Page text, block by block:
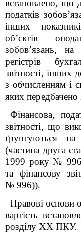
встановлено, що
податків
інших
об’єктів
зобов’язань, на
регістрів
звітності, інших
з обчисленням і
яких передбачено
Фінансова,
звітності, що
ґрунтуються на
(частина друга
1999 року №
та фінансову
№ 996)).
Правові основи
вартість
розділу XX ПКУ.